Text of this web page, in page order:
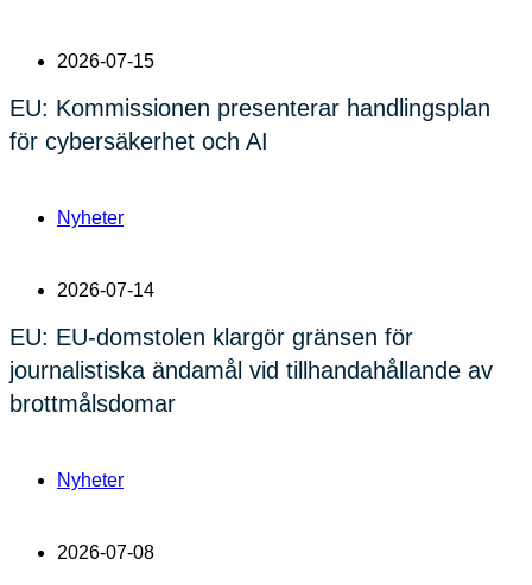
2026-07-15
EU: Kommissionen presenterar handlingsplan
för cybersäkerhet och AI
Nyheter
2026-07-14
EU: EU-domstolen klargör gränsen för
journalistiska ändamål vid tillhandahållande av
brottmålsdomar
Nyheter
2026-07-08